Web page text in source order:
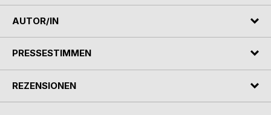
AUTOR/IN
PRESSESTIMMEN
REZENSIONEN